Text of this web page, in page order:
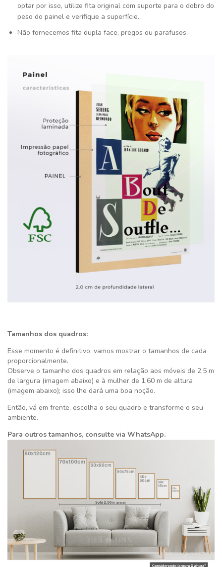
optar por isso, utilize fita original com suporte para o dobro do
peso do painel e verifique a superfície.
Não fornecemos fita dupla face, pregos ou parafusos.
Tamanhos dos quadros:
Esse momento é definitivo, vamos mostrar o tamanhos de cada
proporcionalmente.
Observe o tamanho dos quadros em relação aos móveis de 2,5 m
de largura (imagem abaixo) e à mulher de 1,60 m de altura
(imagem abaixo); isso lhe dará uma boa noção.
Então, vá em frente, escolha o seu quadro e transforme o seu
ambiente.
Para outros tamanhos, consulte via WhatsApp.